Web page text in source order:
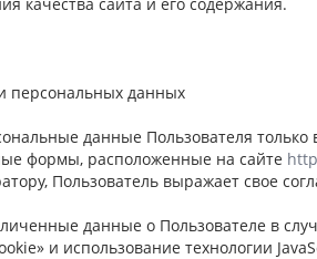
персональных данных
данные Пользователя
формы, расположенные на сайте
Пользователь выражает свое
данные о Пользователе в
и использование технологии